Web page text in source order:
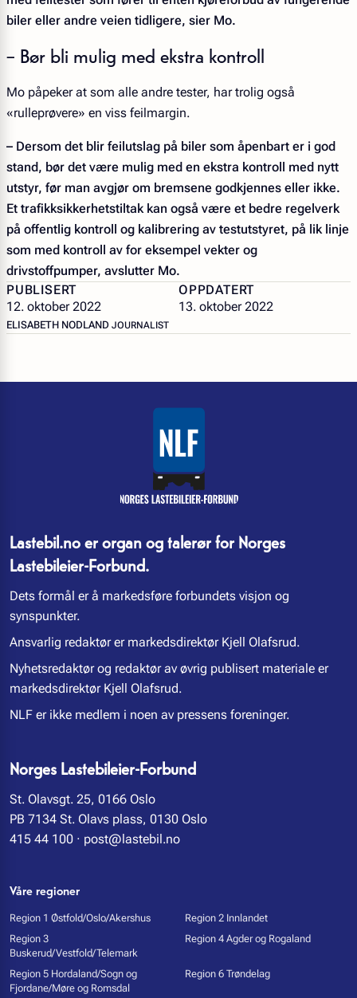
biler eller andre veien tidligere, sier Mo.
– Bør bli mulig med ekstra kontroll
Mo påpeker at som alle andre tester, har trolig også
«rulleprøvere» en viss feilmargin.
– Dersom det blir feilutslag på biler som åpenbart er i god
stand, bør det være mulig med en ekstra kontroll med nytt
utstyr, før man avgjør om bremsene godkjennes eller ikke.
Et trafikksikkerhetstiltak kan også være et bedre regelverk
på offentlig kontroll og kalibrering av testutstyret, på lik linje
som med kontroll av for eksempel vekter og
drivstoffpumper, avslutter Mo.
PUBLISERT
12. oktober 2022
OPPDATERT
13. oktober 2022
ELISABETH NODLAND – JOURNALIST
JOURNALIST
Lastebil.no er organ og talerør for Norges
Lastebileier-Forbund.
Dets formål er å markedsføre forbundets visjon og
synspunkter.
Ansvarlig redaktør er markedsdirektør Kjell Olafsrud.
Nyhetsredaktør og redaktør av øvrig publisert materiale er
markedsdirektør Kjell Olafsrud.
NLF er ikke medlem i noen av pressens foreninger.
Norges Lastebileier-Forbund
St. Olavsgt. 25, 0166 Oslo
PB 7134 St. Olavs plass, 0130 Oslo
415 44 100 · post@lastebil.no
Våre regioner
Region 1 Østfold/Oslo/Akershus
Region 2 Innlandet
Region 3
Buskerud/Vestfold/Telemark
Region 4 Agder og Rogaland
Region 5 Hordaland/Sogn og
Fjordane/Møre og Romsdal
Region 6 Trøndelag